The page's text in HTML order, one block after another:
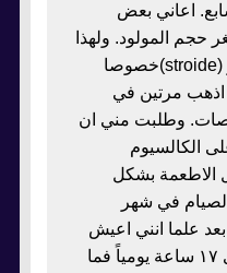
اعاني بعض
حجم المولود. ولهذا
السبب اعطتني الدكتورة ابر (stroide)خصوصا
اذهب مرتين في
وطلبت مني ان
الكالسيوم
الاطعمة بشكل
في شهر
علما انني اعيش
في كندا وفترة الصيام تتعدى ١٧ ساعة يومياً فما